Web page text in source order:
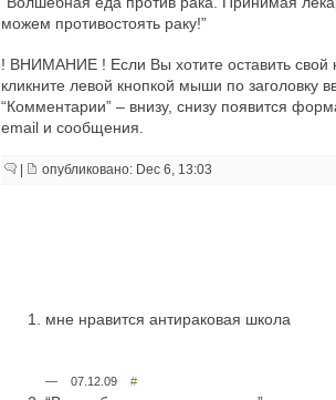
можем противостоять раку!”
! ВНИМАНИЕ ! Если Вы хотите оставить свой
кликните левой кнопкой мыши по заголовку
“Комментарии” – внизу, снизу появится
email и сообщения.
опубликовано: Dec 6, 13:03
мне нравится антираковая школа
— 07.12.09 #